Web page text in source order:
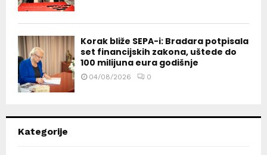
Korak bliže SEPA-i: Bradara potpisala
set financijskih zakona, uštede do
100 milijuna eura godišnje
04/08/2026 0
Kategorije